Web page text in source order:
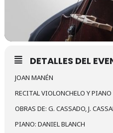
DETALLES DEL
JOAN MANÉN
RECITAL VIOLONCHELO Y PIANO
OBRAS DE: G. CASSADO, J.
PIANO: DANIEL BLANCH